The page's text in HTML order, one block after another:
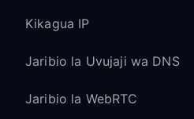
Kikagua IP
Jaribio la Uvujaji wa DNS
Jaribio la WebRTC